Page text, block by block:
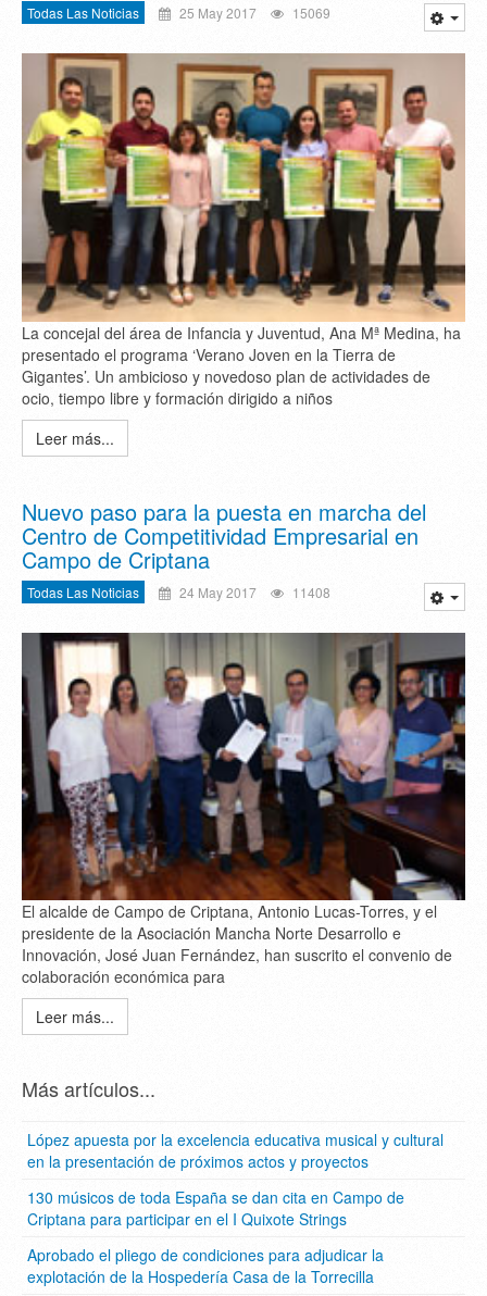
Todas Las Noticias 25 May 2017 15069
La concejal del área de Infancia y Juventud, Ana Mª Medina, ha
presentado el programa ‘Verano Joven en la Tierra de
Gigantes’. Un ambicioso y novedoso plan de actividades de
ocio, tiempo libre y formación dirigido a niños
Leer más...
Nuevo paso para la puesta en marcha del
Centro de Competitividad Empresarial en
Campo de Criptana
Todas Las Noticias 24 May 2017 11408
El alcalde de Campo de Criptana, Antonio Lucas-Torres, y el
presidente de la Asociación Mancha Norte Desarrollo e
Innovación, José Juan Fernández, han suscrito el convenio de
colaboración económica para
Leer más...
Más artículos...
López apuesta por la excelencia educativa musical y cultural
en la presentación de próximos actos y proyectos
130 músicos de toda España se dan cita en Campo de
Criptana para participar en el I Quixote Strings
Aprobado el pliego de condiciones para adjudicar la
explotación de la Hospedería Casa de la Torrecilla